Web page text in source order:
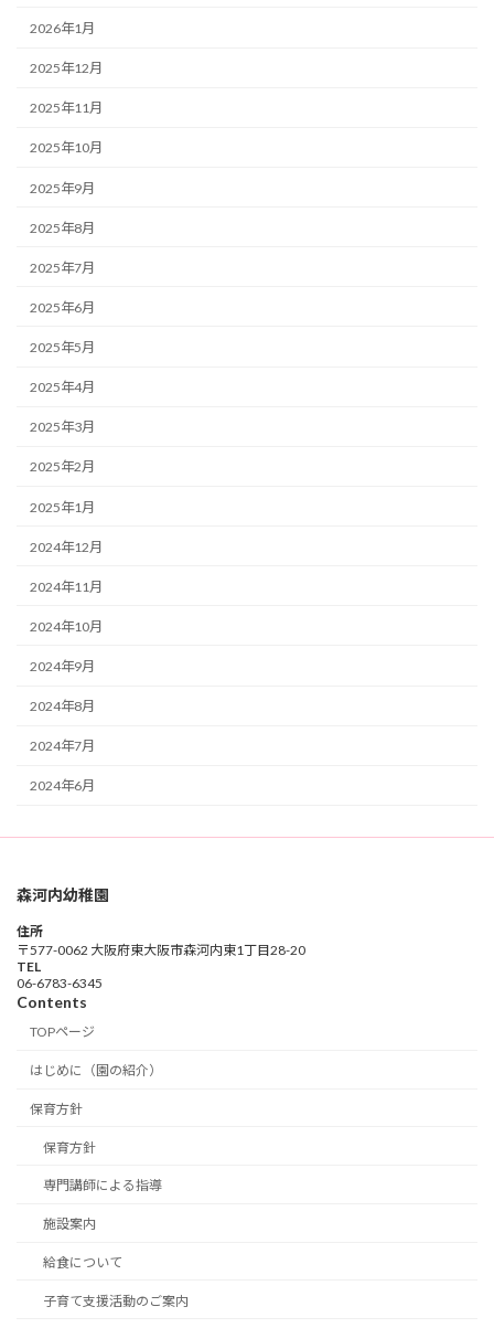
2026年1月
2025年12月
2025年11月
2025年10月
2025年9月
2025年8月
2025年7月
2025年6月
2025年5月
2025年4月
2025年3月
2025年2月
2025年1月
2024年12月
2024年11月
2024年10月
2024年9月
2024年8月
2024年7月
2024年6月
森河内幼稚園
住所
〒577-0062 大阪府東大阪市森河内東1丁目28-20
TEL
06-6783-6345
Contents
TOPページ
はじめに（園の紹介）
保育方針
保育方針
専門講師による指導
施設案内
給食について
子育て支援活動のご案内